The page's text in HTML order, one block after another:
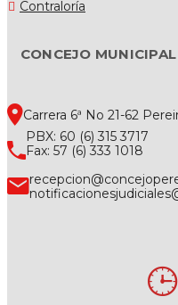
Contraloría
CONCEJO
Carrera 6ª No 21-62
PBX: 60 (6) 315 3717
Fax: 57 (6) 333 1018